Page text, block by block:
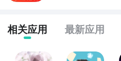
相关应用 最新应用